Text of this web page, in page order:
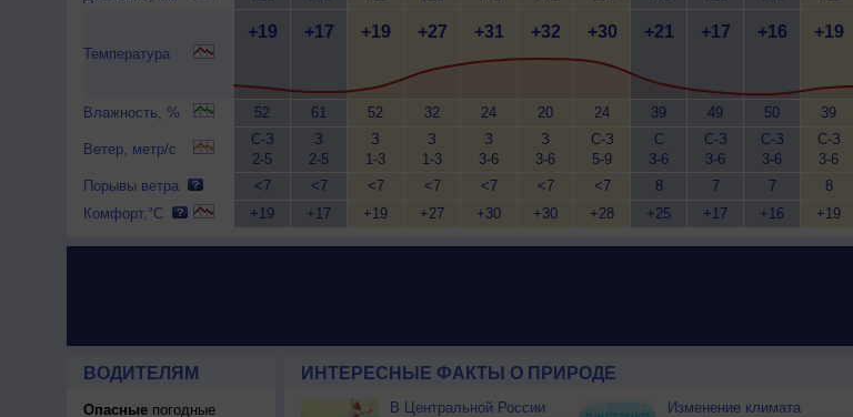
Температура
Влажность, %
Ветер, метр/с
Порывы ветра
Комфорт,°C
+19
52
С-З
2-5
<7
+19
+17
61
З
2-5
<7
+17
+19
52
З
1-3
<7
+19
+27
32
З
1-3
<7
+27
+31
24
З
3-6
<7
+30
+32
20
З
3-6
<7
+30
+30
24
С-З
5-9
<7
+28
+21
39
С
3-6
8
+25
+17
49
С-З
3-6
7
+17
+16
50
С-З
3-6
7
+16
+19
39
С-З
3-6
8
+19
ВОДИТЕЛЯМ
Опасныепогодные
ИНТЕРЕСНЫЕ ФАКТЫ О ПРИРОДЕ
В Центральной России
Изменение климата